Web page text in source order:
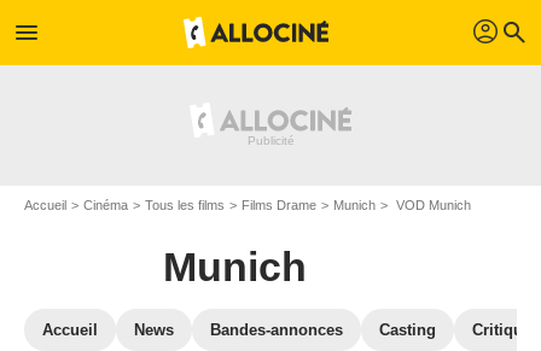
menu profil search
Accueil Cinéma Tous les films Films Drame Munich VOD Munich
Munich
Accueil News Bandes-annonces Casting